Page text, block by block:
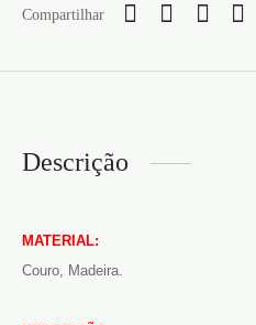
Compartilhar
Descrição
MATERIAL:
Couro, Madeira.